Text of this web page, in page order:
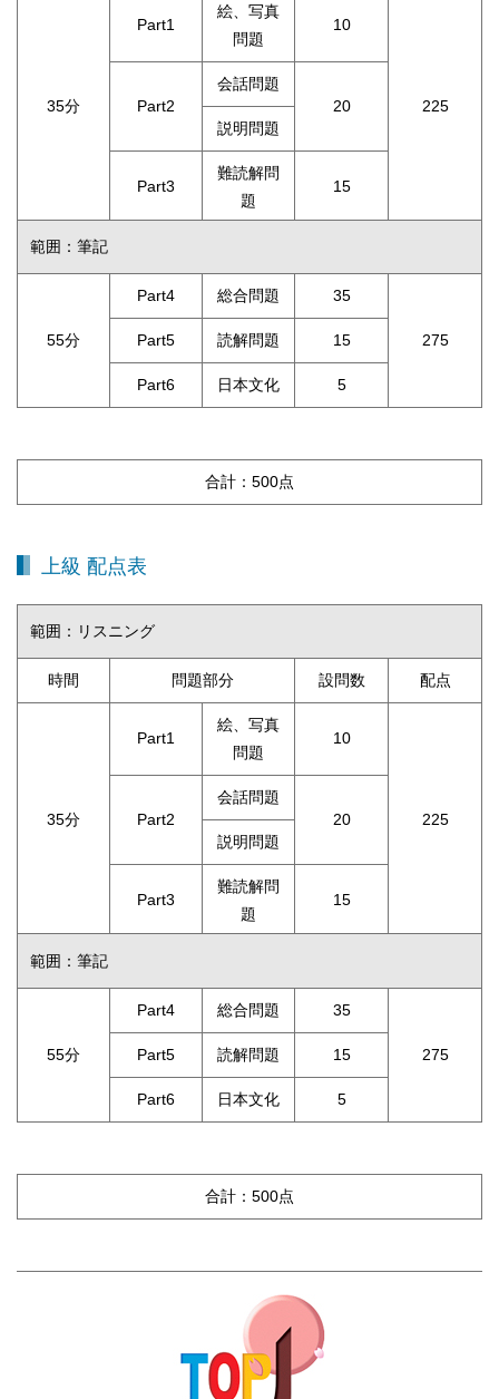
35分
Part1
絵、写真
問題
10
225
Part2
会話問題
20
説明問題
Part3
難読解問
題
15
範囲：筆記
55分
Part4 総合問題 35
275
Part5 読解問題 15
Part6 日本文化 5
合計：500点
上級 配点表
範囲：リスニング
時間 問題部分 設問数 配点
35分
Part1
絵、写真
問題
10
225
Part2
会話問題
20
説明問題
Part3
難読解問
題
15
範囲：筆記
55分
Part4 総合問題 35
275
Part5 読解問題 15
Part6 日本文化 5
合計：500点